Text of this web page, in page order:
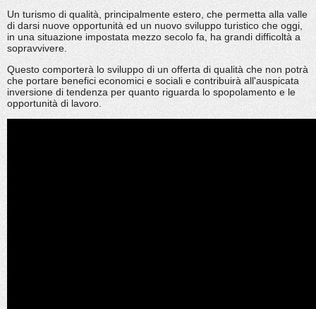
Un turismo di qualità, principalmente estero, che permetta alla valle
di darsi nuove opportunità ed un nuovo sviluppo turistico che oggi,
in una situazione impostata mezzo secolo fa, ha grandi difficoltà a
sopravvivere.
Questo comporterà lo sviluppo di un offerta di qualità che non potrà
che portare benefici economici e sociali e contribuirà all'auspicata
inversione di tendenza per quanto riguarda lo spopolamento e le
opportunità di lavoro.